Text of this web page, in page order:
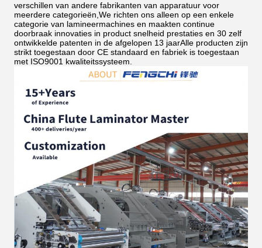
verschillen van andere fabrikanten van apparatuur voor
meerdere categorieën,We richten ons alleen op een enkele
categorie van lamineermachines en maakten continue
doorbraak innovaties in product snelheid prestaties en 30 zelf
ontwikkelde patenten in de afgelopen 13 jaarAlle producten zijn
strikt toegestaan door CE standaard en fabriek is toegestaan
met ISO9001 kwaliteitssysteem.